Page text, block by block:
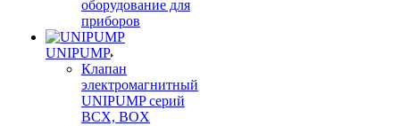
оборудование для
приборов
UNIPUMP
Клапан
электромагнитный
UNIPUMP серий
BCX, BOX